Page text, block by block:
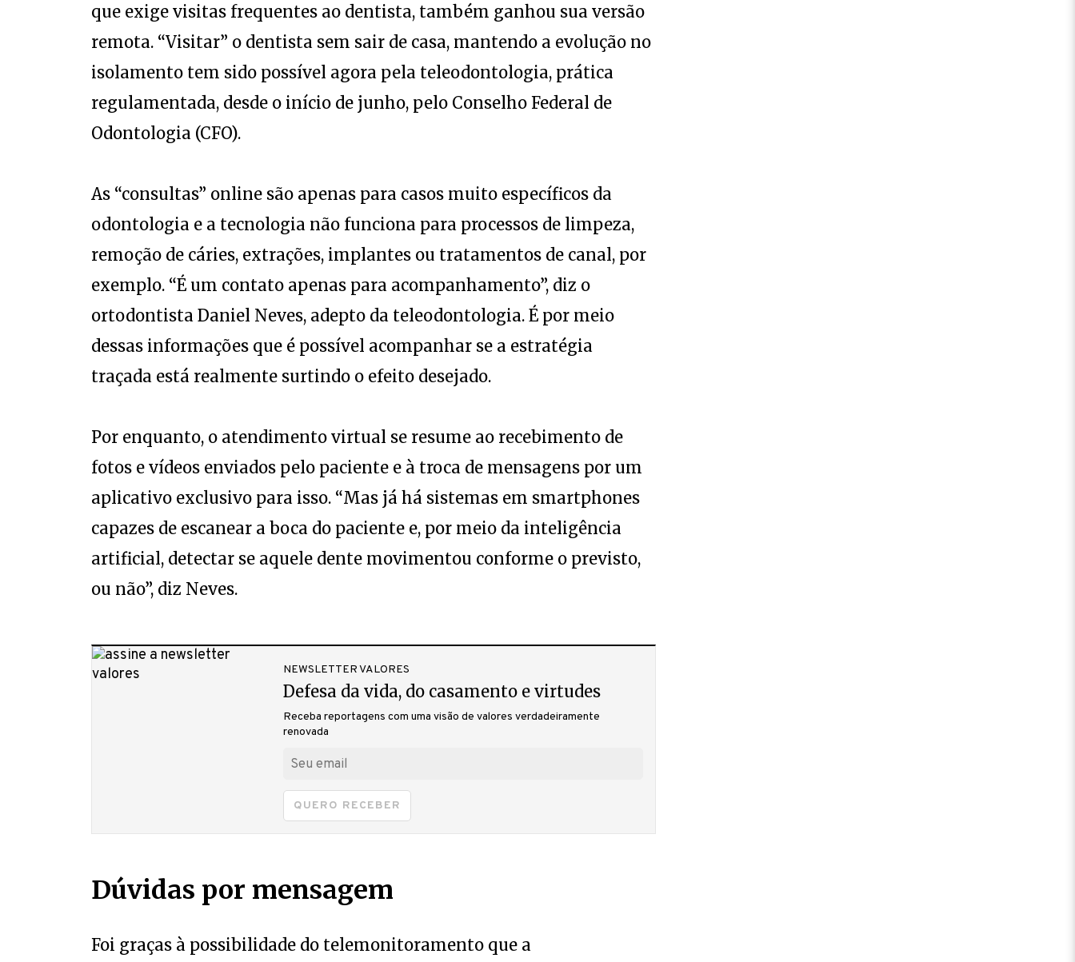
que exige visitas frequentes ao dentista, também ganhou sua versão
remota. “Visitar” o dentista sem sair de casa, mantendo a evolução no
isolamento tem sido possível agora pela teleodontologia, prática
regulamentada, desde o início de junho, pelo Conselho Federal de
Odontologia (CFO).
As “consultas” online são apenas para casos muito específicos da
odontologia e a tecnologia não funciona para processos de limpeza,
remoção de cáries, extrações, implantes ou tratamentos de canal, por
exemplo. “É um contato apenas para acompanhamento”, diz o
ortodontista Daniel Neves, adepto da teleodontologia. É por meio
dessas informações que é possível acompanhar se a estratégia
traçada está realmente surtindo o efeito desejado.
Por enquanto, o atendimento virtual se resume ao recebimento de
fotos e vídeos enviados pelo paciente e à troca de mensagens por um
aplicativo exclusivo para isso. “Mas já há sistemas em smartphones
capazes de escanear a boca do paciente e, por meio da inteligência
artificial, detectar se aquele dente movimentou conforme o previsto,
ou não”, diz Neves.
NEWSLETTER VALORES
Defesa da vida, do casamento e virtudes
Receba reportagens com uma visão de valores verdadeiramente
renovada
QUERO RECEBER
Dúvidas por mensagem
Foi graças à possibilidade do telemonitoramento que a